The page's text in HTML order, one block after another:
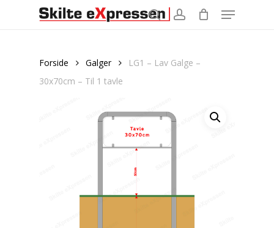
Menu
Forside Galger
LG1 – Lav Galge –
30x70cm – Til 1 tavle